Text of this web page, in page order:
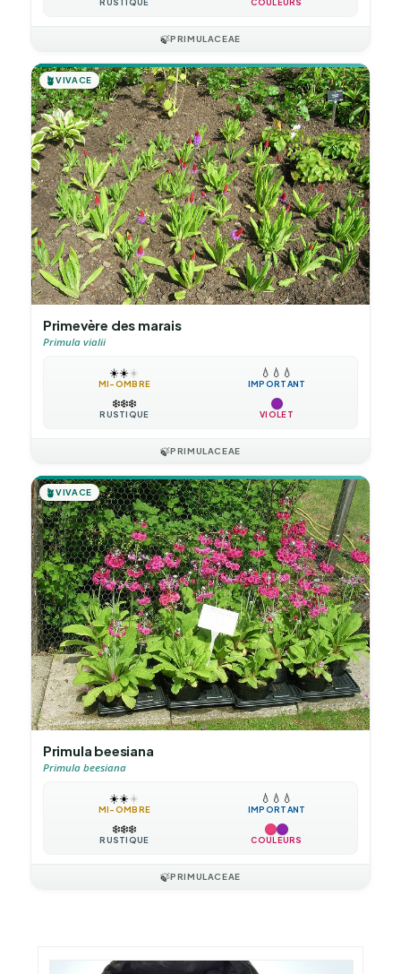
RUSTIQUE COULEURS
🍃PRIMULACEAE
🪴VIVACE
Primevère des marais
Primula vialii
☀️☀️☀️
MI-OMBRE
💧 💧 💧
IMPORTANT
❄️❄️❄️
RUSTIQUE VIOLET
🍃PRIMULACEAE
🪴VIVACE
Primula beesiana
Primula beesiana
☀️☀️☀️
MI-OMBRE
💧 💧 💧
IMPORTANT
❄️❄️❄️
RUSTIQUE COULEURS
🍃PRIMULACEAE